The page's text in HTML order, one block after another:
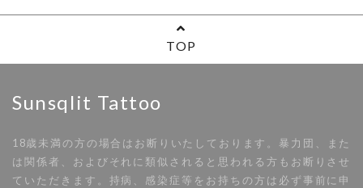
TOP
Sunsqlit Tattoo
18歳未満の方の場合はお断りいたしております。暴力団、また
は関係者、およびそれに類似されると思われる方もお断りさせ
ていただきます。持病、感染症等をお持ちの方は必ず事前に申